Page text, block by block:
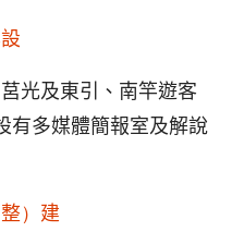
光及東引、南竿遊客
有多媒體簡報室及解說
）建